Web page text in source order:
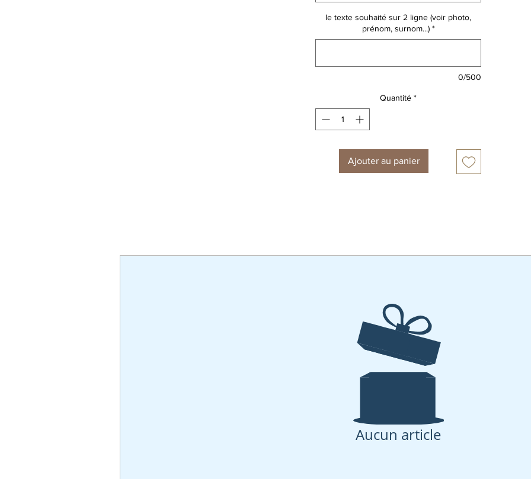
- gourde 22€
ATTENTION design non modifiable
le texte souhaité sur 2 ligne (voir photo,
prénom, surnom...) *
0/500
Quantité *
Ajouter au panier
Aucun article